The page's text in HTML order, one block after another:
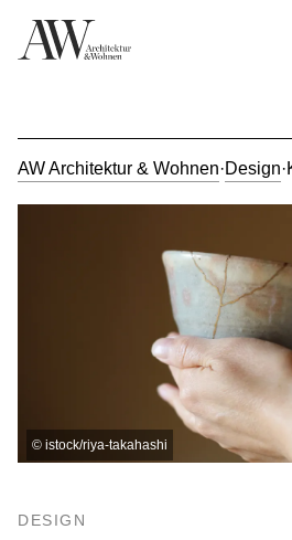
AW Architektur & Wohnen·Design·
© istock/riya-takahashi
DESIGN